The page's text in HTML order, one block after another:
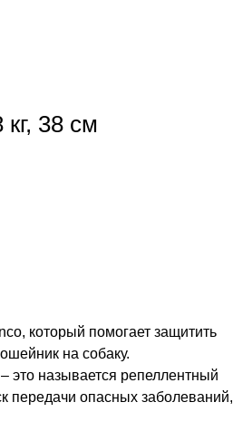
38 см
который помогает защитить
на собаку.
это называется репеллентный
передачи опасных заболеваний,